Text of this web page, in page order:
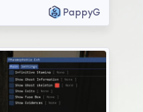
PappyG